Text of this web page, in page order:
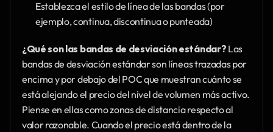
Establezca el estilo de línea de las bandas (por
ejemplo, continua, discontinua o punteada)
¿Qué son las bandas de desviación estándar? Las
bandas de desviación estándar son líneas trazadas por
encima y por debajo del POC que muestran cuánto se
está alejando el precio del nivel de volumen más activo.
Piense en ellas como zonas de distancia respecto al
valor razonable. Cuando el precio está dentro de la